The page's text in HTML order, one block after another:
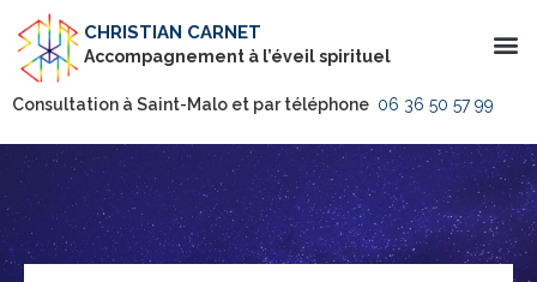
CHRISTIAN CARNET
Accompagnement à l’éveil spirituel
Consultation à Saint-Malo et par téléphone 06 36 50 57 99